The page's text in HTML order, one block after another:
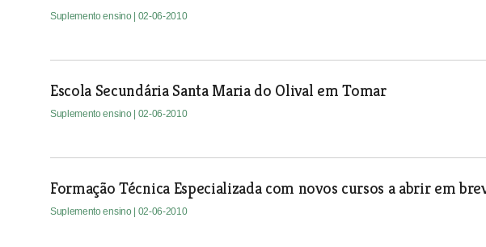
Suplemento ensino | 02-06-2010
Escola Secundária Santa Maria do Olival em Tomar
Suplemento ensino | 02-06-2010
Formação Técnica Especializada com novos cursos a abrir em
Suplemento ensino | 02-06-2010